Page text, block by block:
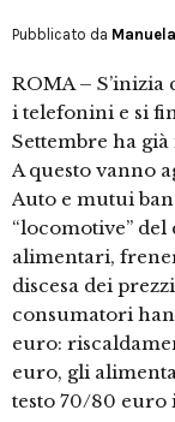
Pubblicato da
ROMA –
i telefonini e si
Settembre ha
A questo vanno
Auto e mutui
“locomotive”
alimentari,
discesa dei
consumatori
euro:
euro, gli
testo 70/80 euro